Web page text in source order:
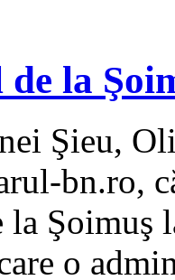
la
Şieu,
bn.ro,
la
o